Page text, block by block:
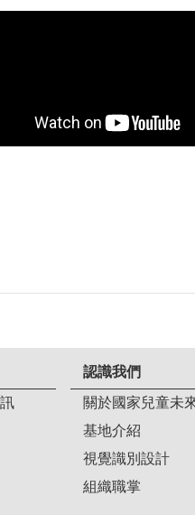
認識我們
關於國家兒童未
基地介紹
視覺識別設計
組織職掌